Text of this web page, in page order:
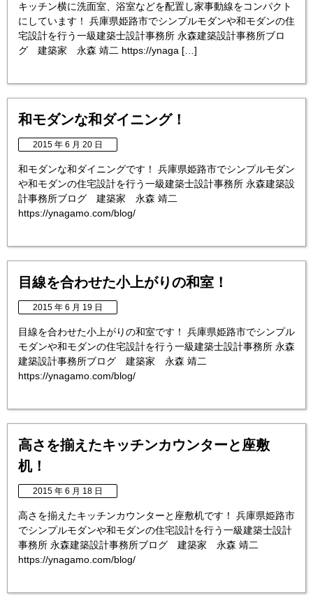
キッチン横に洗面室、浴室などを配置し家事動線をコンパクト
にしています！ 兵庫県姫路市でシンプルモダンや和モダンの住
宅設計を行う一級建築士設計事務所 永森建築設計事務所ブロ
グ 建築家 永森 靖二 https://ynaga […]
和モダンな和ダイニング！
2015 年 6 月 20 日
和モダンな和ダイニングです！ 兵庫県姫路市でシンプルモダン
や和モダンの住宅設計を行う一級建築士設計事務所 永森建築設
計事務所ブログ 建築家 永森 靖二
https://ynagamo.com/blog/
目線を合わせた小上がりの和室！
2015 年 6 月 19 日
目線を合わせた小上がりの和室です！ 兵庫県姫路市でシンプル
モダンや和モダンの住宅設計を行う一級建築士設計事務所 永森
建築設計事務所ブログ 建築家 永森 靖二
https://ynagamo.com/blog/
高さを揃えたキッチンカウンターと座敷
机！
2015 年 6 月 18 日
高さを揃えたキッチンカウンターと座敷机です！ 兵庫県姫路市
でシンプルモダンや和モダンの住宅設計を行う一級建築士設計
事務所 永森建築設計事務所ブログ 建築家 永森 靖二
https://ynagamo.com/blog/